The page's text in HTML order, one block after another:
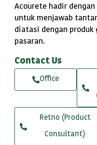
Acourete hadir
untuk menjawab
diatasi dengan produk
pasaran.
Contact Us
Office
Retno (Product
Consultant)